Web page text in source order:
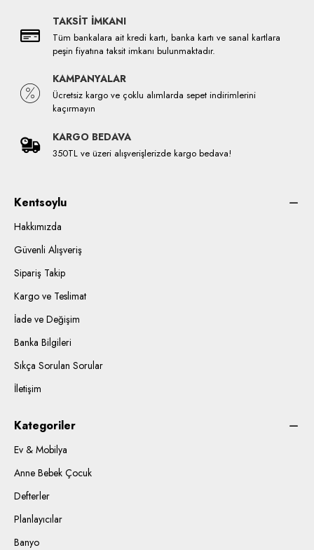
TAKSİT İMKANI
Tüm bankalara ait kredi kartı, banka kartı ve sanal kartlara
peşin fiyatına taksit imkanı bulunmaktadır.
KAMPANYALAR
Ücretsiz kargo ve çoklu alımlarda sepet indirimlerini
kaçırmayın
KARGO BEDAVA
350TL ve üzeri alışverişlerizde kargo bedava!
Kentsoylu
Hakkımızda
Güvenli Alışveriş
Sipariş Takip
Kargo ve Teslimat
İade ve Değişim
Banka Bilgileri
Sıkça Sorulan Sorular
İletişim
Kategoriler
Ev & Mobilya
Anne Bebek Çocuk
Defterler
Planlayıcılar
Banyo